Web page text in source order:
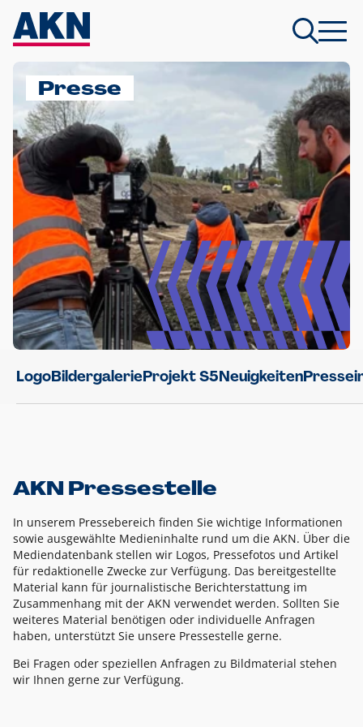
Presse
LogoBildergalerieProjekt S5Neuigkeiten
AKN Pressestelle
In unserem Pressebereich finden Sie wichtige Informationen
sowie ausgewählte Medieninhalte rund um die AKN. Über die
Mediendatenbank stellen wir Logos, Pressefotos und Artikel
für redaktionelle Zwecke zur Verfügung. Das bereitgestellte
Material kann für journalistische Berichterstattung im
Zusammenhang mit der AKN verwendet werden. Sollten Sie
weiteres Material benötigen oder individuelle Anfragen
haben, unterstützt Sie unsere Pressestelle gerne.
Bei Fragen oder speziellen Anfragen zu Bildmaterial stehen
wir Ihnen gerne zur Verfügung.